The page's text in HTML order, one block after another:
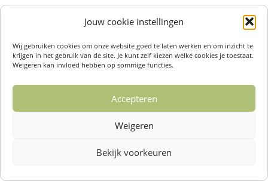
Jouw cookie instellingen
Wij gebruiken cookies om onze website goed te laten werken en om inzicht te
krijgen in het gebruik van de site. Je kunt zelf kiezen welke cookies je toestaat.
Weigeren kan invloed hebben op sommige functies.
Accepteren
Weigeren
Bekijk voorkeuren